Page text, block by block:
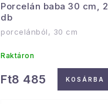
Porcelán baba 30 cm, 2
db
porcelánból, 30 cm
Raktáron
Ft8 485 KOSÁRBA